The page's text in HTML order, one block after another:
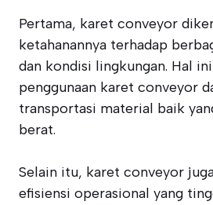
Pertama, karet conveyor
ketahanannya terhadap
dan kondisi lingkungan. Hal
penggunaan karet conveyor
transportasi material baik
berat.
Selain itu, karet conveyor
efisiensi operasional yang